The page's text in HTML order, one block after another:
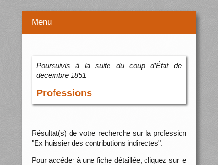
Menu
Poursuivis à la suite du coup d’État de
décembre 1851
Professions
Résultat(s) de votre recherche sur la profession
"Ex huissier des contributions indirectes".
Pour accéder à une fiche détaillée, cliquez sur le